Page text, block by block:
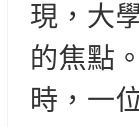
現，大
的焦點
時，一